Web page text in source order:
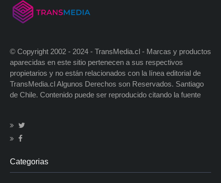
© Copyright 2002 - 2024 - TransMedia.cl - Marcas y productos
aparecidas en este sitio pertenecen a sus respectivos
propietarios y no están relacionados con la línea editorial de
TransMedia.cl Algunos Derechos son Reservados. Santiago
de Chile. Contenido puede ser reproducido citando la fuente
Categorias